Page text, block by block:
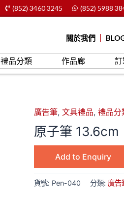
(852) 3460 3245 (852) 5988
關於我們
禮品分類 作品廊 訂
廣告筆, 文具禮品, 禮品分
原子筆 13.6cm
Add to Enquiry
貨號: Pen-040 分類: 廣告